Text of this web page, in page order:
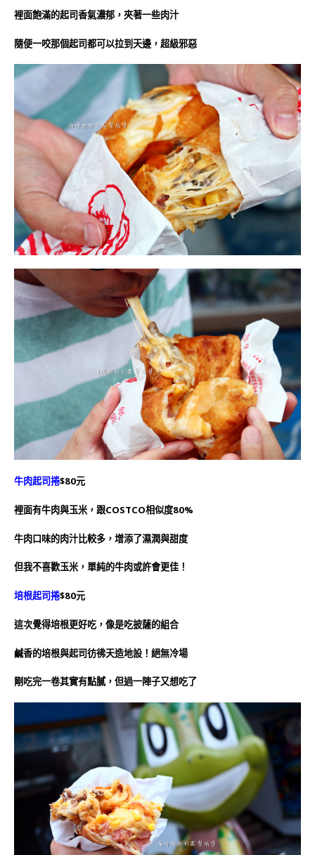
裡面飽滿的起司香氣濃郁，夾著一些肉汁
隨便一咬那個起司都可以拉到天邊，超級邪惡
牛肉起司捲$80元
裡面有牛肉與玉米，跟COSTCO相似度80%
牛肉口味的肉汁比較多，增添了濕潤與甜度
但我不喜歡玉米，單純的牛肉或許會更佳！
培根起司捲$80元
這次覺得培根更好吃，像是吃披薩的組合
鹹香的培根與起司彷彿天造地設！絕無冷場
剛吃完一卷其實有點膩，但過一陣子又想吃了